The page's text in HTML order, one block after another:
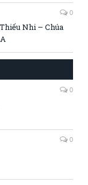
0
Nhi – Chúa
0
0